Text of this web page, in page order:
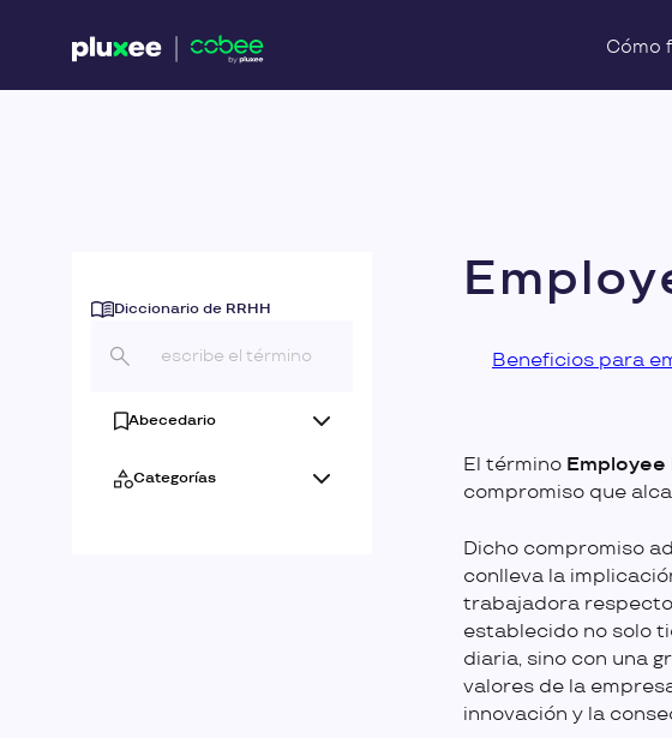
Cómo
Diccionario de RRHH
Abecedario
Categorías
Beneficios para
El término
compromiso que
Dicho compromiso
conlleva la
trabajadora
establecido no solo
diaria, sino con una
valores de la
innovación y la